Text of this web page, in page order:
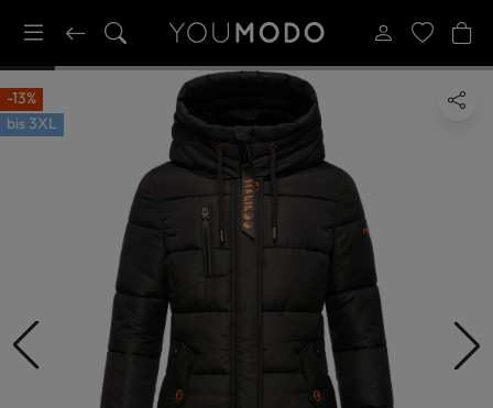
-13%
bis 3XL